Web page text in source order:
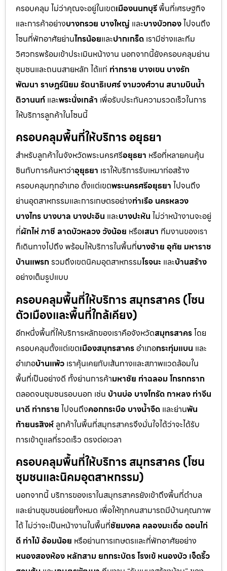
ครอบคลุม ไม่ว่าคุณจะอยู่ในเขตเมืองนนทบุรีพื้นที่เศรษฐกิจ
และการค้าอย่างบางกรวย บางใหญ่ และบางบัวทองไปจนถึง
โซนที่พักอาศัยย่านไทรน้อยและปากเกร็ด เรามีช่างและทีม
วิศวกรพร้อมเข้าประเมินหน้างาน นอกจากนี้ยังครอบคลุมย่าน
ชุมชนและถนนสายหลัก ได้แก่ ท่าทราย บางเขน บางรัก
พัฒนา ราษฎร์นิยม รัตนาธิเบศร์ งามวงศ์วาน สนามบินน้ำ
ติวานนท์ และพระนั่งเกล้า เพื่อรับประกันความรวดเร็วในการ
ให้บริการลูกค้าในโซนนี้
ครอบคลุมพื้นที่ให้บริการ อยุธยา
สำหรับลูกค้าในจังหวัดพระนครศรีอยุธยา หรือที่หลายคนคุ้น
ชินกับการค้นหาว่าอุยุธยา เราให้บริการรับเหมาก่อสร้าง
ครอบคลุมทุกอำเภอ ตั้งแต่เขตพระนครศรีอยุธยา ไปจนถึง
ย่านอุตสาหกรรมและการเกษตรอย่างท่าเรือ นครหลวง
บางไทร บางบาล บางปะอิน และบางปะหัน ไม่ว่าหน้างานจะอยู่
ที่ผักไห่ ภาชี ลาดบัวหลวง วังน้อย หรือเสนา ทีมงานของเรา
ก็เดินทางไปถึง พร้อมให้บริการในพื้นที่บางซ้าย อุทัย มหาราช
บ้านแพรกรวมถึงเขตนิคมอุตสาหกรรมโรจนะ และบ้านสร้าง
อย่างเต็มรูปแบบ
ครอบคลุมพื้นที่ให้บริการ สมุทรสาคร (โซน
ตัวเมืองและพื้นที่ใกล้เคียง)
อีกหนึ่งพื้นที่ให้บริการหลักของเราคือจังหวัดสมุทรสาครโดย
ครอบคลุมตั้งแต่เขตเมืองสมุทรสาครอำเภอกระทุ่มแบน และ
อำเภอบ้านแพ้ว เราคุ้นเคยกับเส้นทางและสภาพแวดล้อมใน
พื้นที่เป็นอย่างดี ทั้งย่านการค้ามหาชัย ท่าฉลอม โกรกกราก
ตลอดจนชุมชนรอบนอก เช่น บ้านบ่อ บางโทรัด กาหลง ท่าจีน
นาดี ท่าทราย ไปจนถึงคอกกระบือ บางน้ำจืด และย่านพัน
ท้ายนรสิงห์ ลูกค้าในพื้นที่สมุทรสาครจึงมั่นใจได้ว่าจะได้รับ
การเข้าดูแลที่รวดเร็ว ตรงต่อเวลา
ครอบคลุมพื้นที่ให้บริการ สมุทรสาคร (โซน
ชุมชนและนิคมอุตสาหกรรม)
นอกจากนี้ บริการของเราในสมุทรสาครยังเข้าถึงพื้นที่ตำบล
และย่านชุมชนย่อยทั้งหมด เพื่อให้ทุกคนสามารถมีบ้านคุณภาพ
ได้ ไม่ว่าจะเป็นหน้างานในพื้นที่ชัยมงคล คลองมะเดื่อ ดอนไก่
ดี ท่าไม้ อ้อมน้อย หรือย่านการเกษตรและที่พักอาศัยอย่าง
หนองสองห้อง หลักสาม ยกกระบัตร โรงเข้ หนองบัว เจ็ดริ้ว